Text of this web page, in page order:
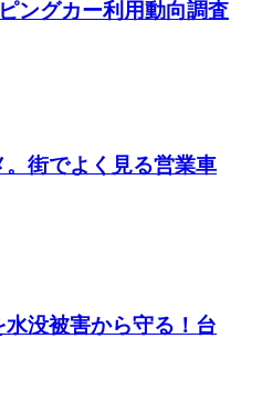
ングカー利用動向調査
街でよく見る営業車
没被害から守る！台